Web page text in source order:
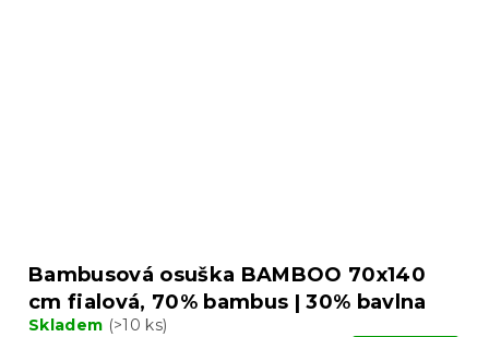
Bambusová osuška BAMBOO 70x140
cm fialová, 70% bambus | 30% bavlna
Skladem (>10 ks)